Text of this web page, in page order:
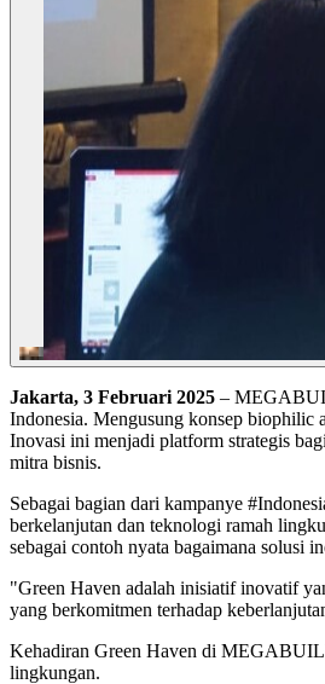
Jakarta, 3 Februari 2025 –
Indonesia. Mengusung konsep biophilic
Inovasi ini menjadi platform strategis
mitra bisnis.
Sebagai bagian dari kampanye
berkelanjutan dan teknologi ramah
sebagai contoh nyata bagaimana solusi
"Green Haven adalah inisiatif inovatif
yang berkomitmen terhadap
Kehadiran Green Haven di
lingkungan.